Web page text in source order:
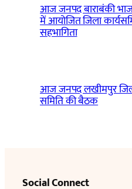
आज जनपद बाराबंकी
में आयोजित जिला
सहभागिता
आज जनपद लखीमपुर
समिति की बैठक
Social Connect